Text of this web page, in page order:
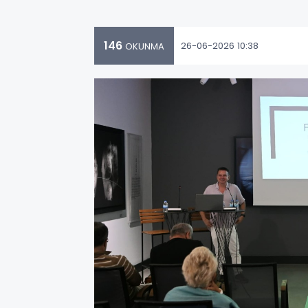
146 OKUNMA 26-06-2026 10:38